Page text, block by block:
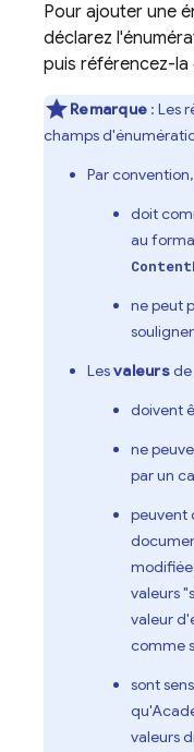
Pour ajouter une
déclarez
puis référencez-
Remarque : Les
champs
Par
doit
au
ne peut
Lesvaleursde
doivent
ne
par un
peuvent
modifiée
valeurs
valeur
comme
sont
valeurs